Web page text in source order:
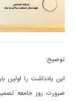
توضیح:
ضرورت روز جامعه